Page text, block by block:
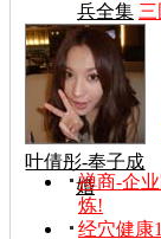
兵全集 三
叶倩彤-奉子成
婚
禅商-企
炼!
经穴健康